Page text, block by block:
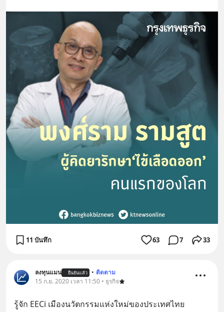
11 บันทึก 63 7 33
ลงทุนแมน ยืนยันแล้ว • ติดตาม
15 ก.ย. 2020 เวลา 11:50 • ธุรกิจ
รู้จัก EECi เมืองนวัตกรรมแห่งใหม่ของประเทศไทย